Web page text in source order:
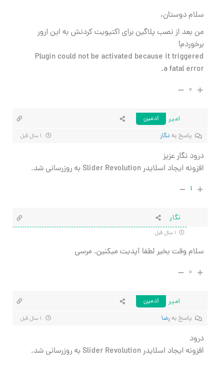
سلام دوستان،
من بعد از نصب پلاگین برای اکتیویت کردنش به این ارور
برخوردم!
Plugin could not be activated because it triggered
a fatal error.
۰
امیر
ادمین
پاسخ به نگار
درود نگار عزیز
افزونه ایجاد اسلایدر Slider Revolution به روزرسانی شد.
۱
نگار
سلام وقت بخیر لطفا آپدیت میکنین. مرسی
۰
امیر
ادمین
پاسخ بهرضا
درود
افزونه ایجاد اسلایدر Slider Revolution به روزرسانی شد.